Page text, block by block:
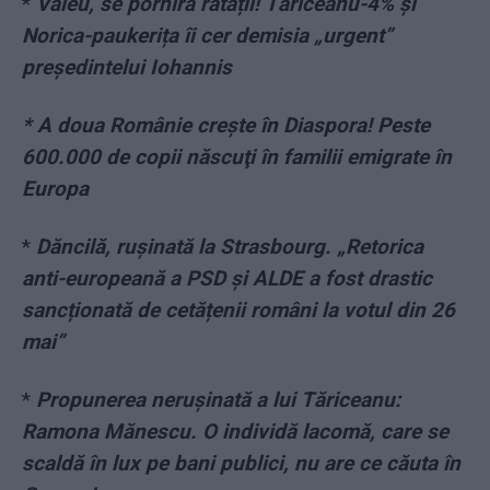
Norica-paukerița îi cer demisia „urgent”
președintelui Iohannis
* A doua Românie creşte în Diaspora! Peste
600.000 de copii născuţi în familii emigrate în
Europa
* Dăncilă, rușinată la Strasbourg. „Retorica
anti-europeană a PSD și ALDE a fost drastic
sancționată de cetățenii români la votul din 26
mai”
* Propunerea nerușinată a lui Tăriceanu:
Ramona Mănescu. O individă lacomă, care se
scaldă în lux pe bani publici, nu are ce căuta în